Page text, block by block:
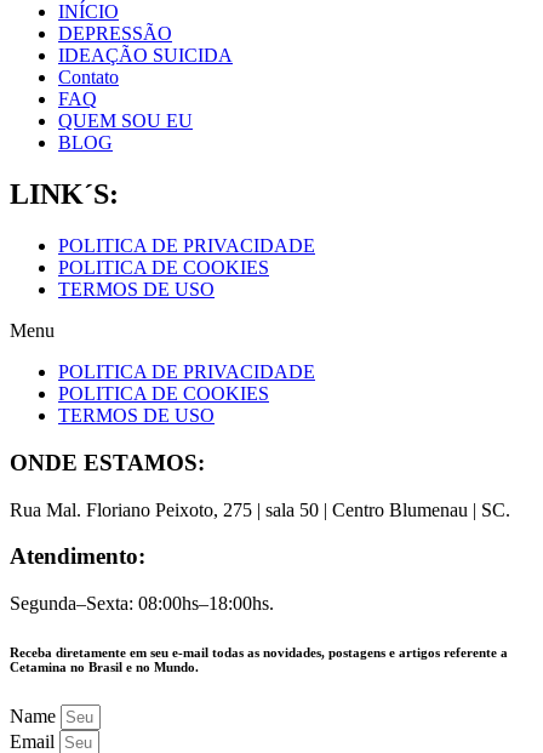
INÍCIO
DEPRESSÃO
IDEAÇÃO SUICIDA
Contato
FAQ
QUEM SOU EU
BLOG
LINK´S:
POLITICA DE PRIVACIDADE
POLITICA DE COOKIES
TERMOS DE USO
Menu
POLITICA DE PRIVACIDADE
POLITICA DE COOKIES
TERMOS DE USO
ONDE ESTAMOS:
Rua Mal. Floriano Peixoto, 275 | sala 50 | Centro Blumenau | SC.
Atendimento:
Segunda–Sexta: 08:00hs–18:00hs.
Receba diretamente em seu e-mail todas as novidades, postagens e artigos referente a
Cetamina no Brasil e no Mundo.
Name
Email